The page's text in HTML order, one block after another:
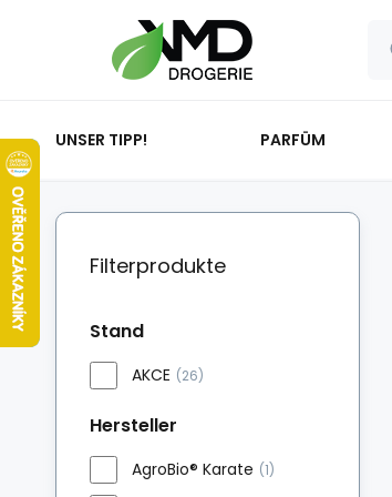
UNSER TIPP! PARFÜM
Filterprodukte
Stand
AKCE (26)
Hersteller
AgroBio® Karate (1)